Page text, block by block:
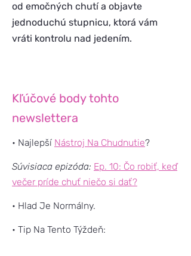
od emočných chutí a objavte
jednoduchú stupnicu, ktorá vám
vráti kontrolu nad jedením.
Kľúčové body tohto
newslettera
• Najlepší Nástroj Na Chudnutie?
Súvisiaca epizóda: Ep. 10: Čo robiť, keď
večer príde chuť niečo si dať?
• Hlad Je Normálny.
• Tip Na Tento Týždeň: